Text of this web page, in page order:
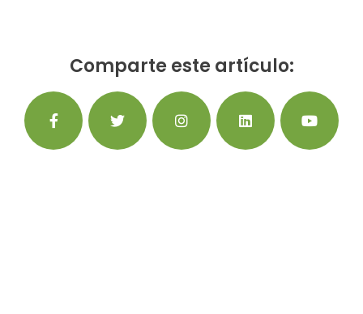
Comparte este artículo: